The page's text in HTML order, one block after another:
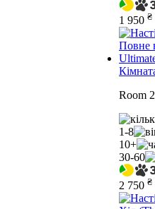
1 950 ₴
Room
1-8
10+
30-60
2 750 ₴